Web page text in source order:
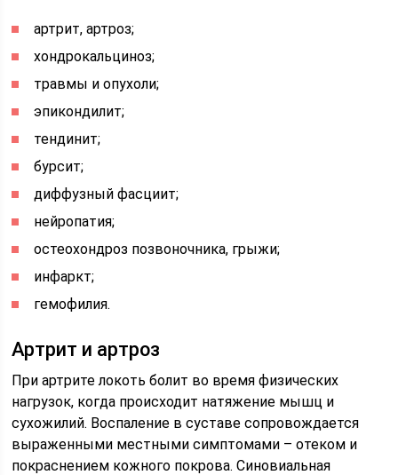
артрит, артроз;
хондрокальциноз;
травмы и опухоли;
эпикондилит;
тендинит;
бурсит;
диффузный фасциит;
нейропатия;
остеохондроз позвоночника, грыжи;
инфаркт;
гемофилия.
Артрит и артроз
При артрите локоть болит во время физических
нагрузок, когда происходит натяжение мышц и
сухожилий. Воспаление в суставе сопровождается
выраженными местными симптомами – отеком и
покраснением кожного покрова. Синовиальная